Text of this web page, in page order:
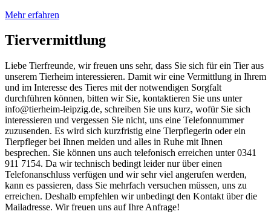
Mehr erfahren
Tiervermittlung
Liebe Tierfreunde, wir freuen uns sehr, dass Sie sich für ein Tier aus
unserem Tierheim interessieren. Damit wir eine Vermittlung in Ihrem
und im Interesse des Tieres mit der notwendigen Sorgfalt
durchführen können, bitten wir Sie, kontaktieren Sie uns unter
info@tierheim-leipzig.de, schreiben Sie uns kurz, wofür Sie sich
interessieren und vergessen Sie nicht, uns eine Telefonnummer
zuzusenden. Es wird sich kurzfristig eine Tierpflegerin oder ein
Tierpfleger bei Ihnen melden und alles in Ruhe mit Ihnen
besprechen. Sie können uns auch telefonisch erreichen unter 0341
911 7154. Da wir technisch bedingt leider nur über einen
Telefonanschluss verfügen und wir sehr viel angerufen werden,
kann es passieren, dass Sie mehrfach versuchen müssen, uns zu
erreichen. Deshalb empfehlen wir unbedingt den Kontakt über die
Mailadresse. Wir freuen uns auf Ihre Anfrage!